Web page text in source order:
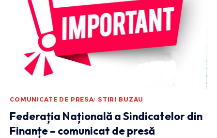
COMUNICATE DE PRESA STIRI BUZAU
Federația Națională a Sindicatelor din
Finanțe – comunicat de presă